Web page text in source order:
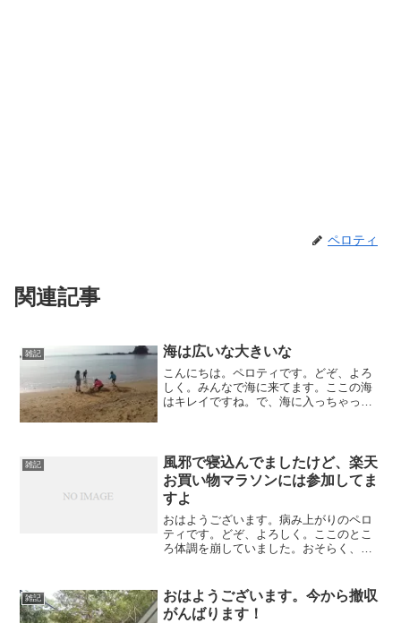
ペロティ
関連記事
雑記 海は広いな大きいな
こんにちは。ペロティです。どぞ、よろ
しく。みんなで海に来てます。ここの海
はキレイですね。で、海に入っちゃった
雑記
風邪で寝込んでましたけど、楽天
お買い物マラソンには参加してま
すよ
おはようございます。病み上がりのペロ
ティです。どぞ、よろしく。ここのとこ
ろ体調を崩していました。おそらく、連
なんか体調がおかしいなとは思ってたん
ですよ。最初は、連休前に...
雑記
おはようございます。今から撤収
がんばります！